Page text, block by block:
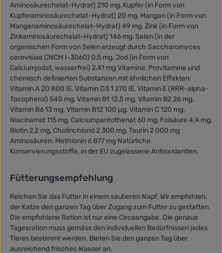
Aminosäurechelat-Hydrat) 210 mg, Kupfer (in Form von
Kupferaminosäurechelat-Hydrat) 20 mg, Mangan (in Form von
Manganaminosäurechelat-Hydrat) 49 mg, Zink (in Form von
Zinkaminosäurechelat-Hydrat) 146 mg, Selen (in der
organischen Form von Selen erzeugt durch Saccharomyces
cerevisiae CNCM I-3060) 0,5 mg, Jod (in Form von
Calciumjodat, wasserfrei) 2,41 mg Vitamine, Provitamine und
chemisch definierten Substanzen mit ähnlichen Effekten:
Vitamin A 20 800 IE, Vitamin D3 1 270 IE, Vitamin E (RRR-alpha-
Tocopherol) 540 mg, Vitamin B1 12,5 mg, Vitamin B2 26 mg,
Vitamin B6 13 mg, Vitamin B12 100 µg, Vitamin C 120 mg,
Niacinamid 115 mg, Calciumpantothenat 60 mg, Folsäure 4,4 mg,
Biotin 2,2 mg, Cholinchlorid 2 300 mg, Taurin 2 000 mg
Aminosäuren: Methionin 6 877 mg Natürliche
Konservierungsstoffe, in der EU zugelassene Antioxidantien.
Fütterungsempfehlung
Reichen Sie das Futter in einem sauberen Napf. Wir empfehlen,
der Katze den ganzen Tag über Zugang zum Futter zu gestatten.
Die empfohlene Ration ist nur eine Circaangabe. Die genaue
Tagesration muss gemäss den individuellen Bedürfnissen jedes
Tieres bestimmt werden. Bieten Sie den ganzen Tag über
ausreichend frisches Wasser an.